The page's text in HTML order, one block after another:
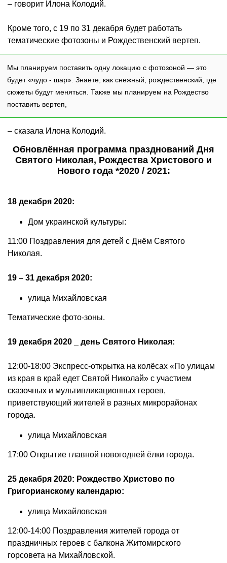
– говорит Илона Колодий.
Кроме того, с 19 по 31 декабря будет работать
тематические фотозоны и Рождественский вертеп.
Мы планируем поставить одну локацию с фотозоной — это
будет «чудо - шар». Знаете, как снежный, рождественский, где
сюжеты будут меняться. Также мы планируем на Рождество
поставить вертеп,
– сказала Илона Колодий.
Обновлённая программа празднований Дня
Святого Николая, Рождества Христового и
Нового года *2020 / 2021:
18 декабря 2020:
Дом украинской культуры:
11:00 Поздравления для детей с Днём Святого
Николая.
19 – 31 декабря 2020:
улица Михайловская
Тематические фото-зоны.
19 декабря 2020 _ день Святого Николая:
12:00-18:00 Экспресс-открытка на колёсах «По улицам
из края в край едет Святой Николай» с участием
сказочных и мультипликационных героев,
приветствующий жителей в разных микрорайонах
города.
улица Михайловская
17:00 Открытие главной новогодней ёлки города.
25 декабря 2020: Рождество Христово по
Григорианскому календарю:
улица Михайловская
12:00-14:00 Поздравления жителей города от
праздничных героев с балкона Житомирского
горсовета на Михайловской.